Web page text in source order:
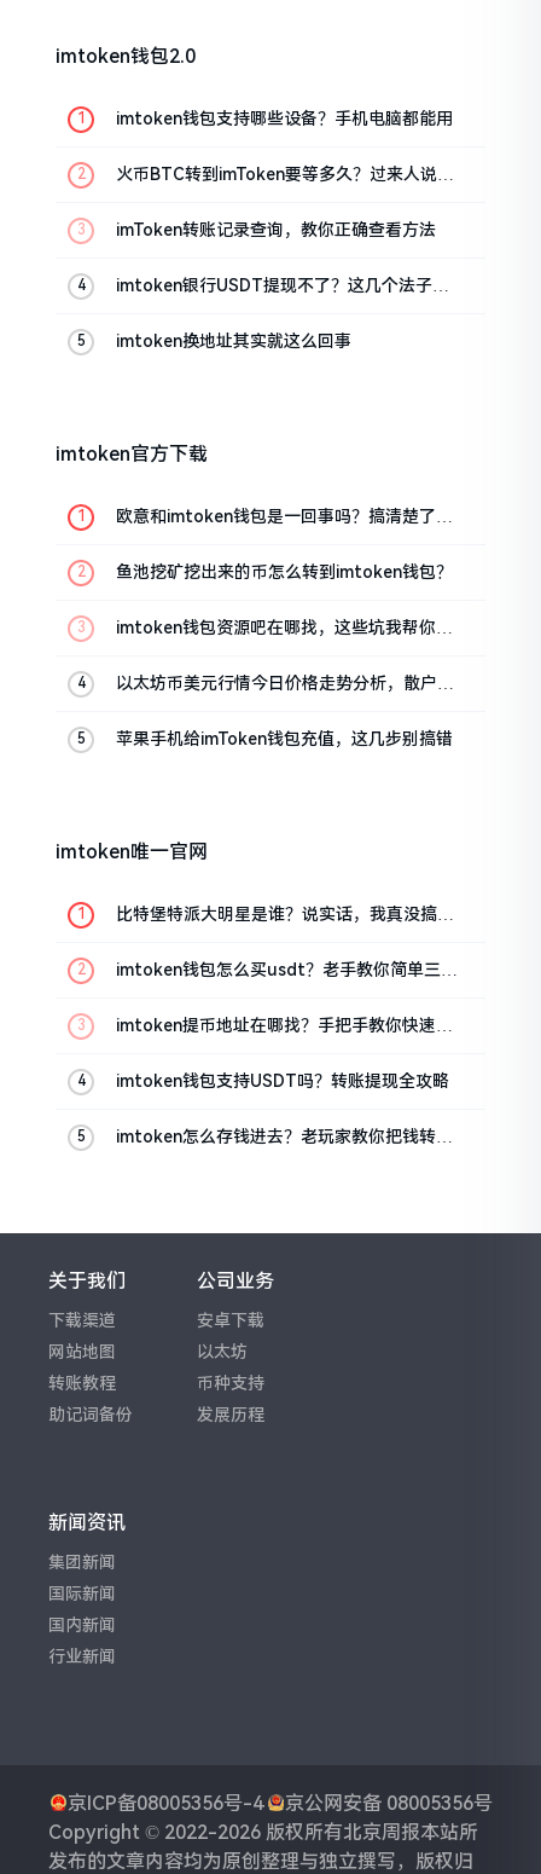
imtoken钱包2.0
imtoken钱包支持哪些设备？手机电脑都能用
火币BTC转到imToken要等多久？过来人说说
imToken转账记录查询，教你正确查看方法
imtoken银行USDT提现不了？这几个法子能
imtoken换地址其实就这么回事
imtoken官方下载
欧意和imtoken钱包是一回事吗？搞清楚了再
鱼池挖矿挖出来的币怎么转到imtoken钱包？
imtoken钱包资源吧在哪找，这些坑我帮你趟
以太坊币美元行情今日价格走势分析，散户如
苹果手机给imToken钱包充值，这几步别搞错
imtoken唯一官网
比特堡特派大明星是谁？说实话，我真没搞明
imtoken钱包怎么买usdt？老手教你简单三步
imtoken提币地址在哪找？手把手教你快速查
imtoken钱包支持USDT吗？转账提现全攻略
imtoken怎么存钱进去？老玩家教你把钱转进
关于我们
下载渠道
网站地图
转账教程
助记词备份
公司业务
安卓下载
以太坊
币种支持
发展历程
新闻资讯
集团新闻
国际新闻
国内新闻
行业新闻
京ICP备08005356号-4
京公网安备 08005356号
Copyright © 2022-2026 版权所有北京周报本站所
发布的文章内容均为原创整理与独立撰写，版权归